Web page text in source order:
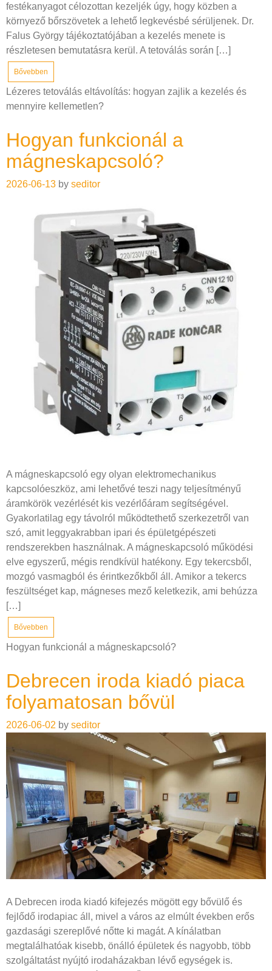
festékanyagot célozottan kezeljék úgy, hogy közben a
környező bőrszövetek a lehető legkevésbé sérüljenek. Dr.
Falus György tájékoztatójában a kezelés menete is
részletesen bemutatásra kerül. A tetoválás során […]
Bővebben
Lézeres tetoválás eltávolítás: hogyan zajlik a kezelés és
mennyire kellemetlen?
Hogyan funkcionál a
mágneskapcsoló?
2026-06-13 by seditor
A mágneskapcsoló egy olyan elektromechanikus
kapcsolóeszköz, ami lehetővé teszi nagy teljesítményű
áramkörök vezérlését kis vezérlőáram segítségével.
Gyakorlatilag egy távolról működtethető szerkezetről van
szó, amit leggyakrabban ipari és épületgépészeti
rendszerekben használnak. A mágneskapcsoló működési
elve egyszerű, mégis rendkívül hatékony. Egy tekercsből,
mozgó vasmagból és érintkezőkből áll. Amikor a tekercs
feszültséget kap, mágneses mező keletkezik, ami behúzza
[…]
Bővebben
Hogyan funkcionál a mágneskapcsoló?
Debrecen iroda kiadó piaca
folyamatosan bővül
2026-06-02 by seditor
A Debrecen iroda kiadó kifejezés mögött egy bővülő és
fejlődő irodapiac áll, mivel a város az elmúlt években erős
gazdasági szereplővé nőtte ki magát. A kínálatban
megtalálhatóak kisebb, önálló épületek és nagyobb, több
szolgáltatást nyújtó irodaházakban lévő egységek is.